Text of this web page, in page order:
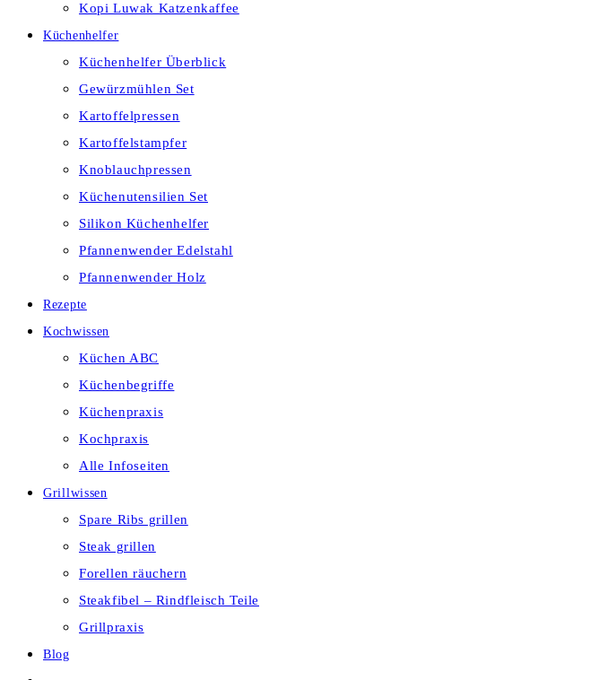
Kopi Luwak Katzenkaffee
Küchenhelfer
Küchenhelfer Überblick
Gewürzmühlen Set
Kartoffelpressen
Kartoffelstampfer
Knoblauchpressen
Küchenutensilien Set
Silikon Küchenhelfer
Pfannenwender Edelstahl
Pfannenwender Holz
Rezepte
Kochwissen
Küchen ABC
Küchenbegriffe
Küchenpraxis
Kochpraxis
Alle Infoseiten
Grillwissen
Spare Ribs grillen
Steak grillen
Forellen räuchern
Steakfibel – Rindfleisch Teile
Grillpraxis
Blog